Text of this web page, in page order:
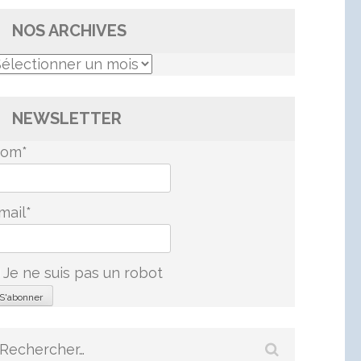
NOS ARCHIVES
NEWSLETTER
Je ne suis pas un robot
Rechercher :